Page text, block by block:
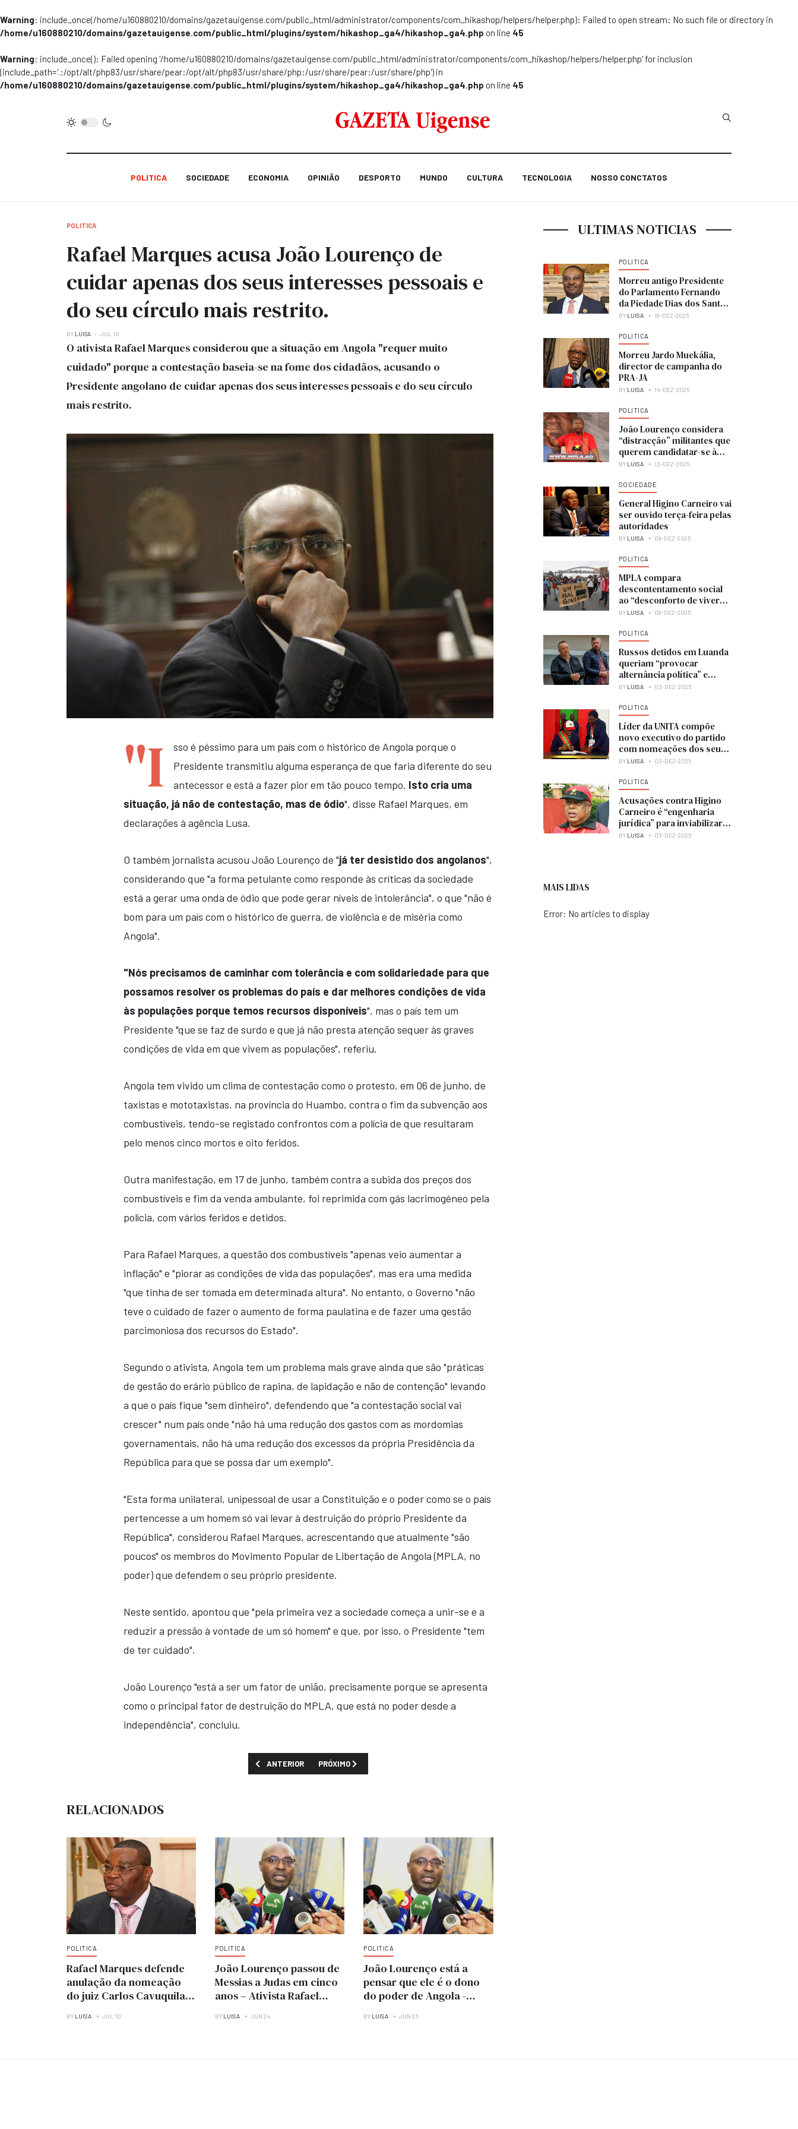
Warning: include_once(/home/u160880210/domains/gazetauigense.com/public_html/administrator/components/com_hikashop/helpers/helper.php): Failed to open stream: No such file or directory in
/home/u160880210/domains/gazetauigense.com/public_html/plugins/system/hikashop_ga4/hikashop_ga4.php on line 45
Warning: include_once(): Failed opening '/home/u160880210/domains/gazetauigense.com/public_html/administrator/components/com_hikashop/helpers/helper.php' for inclusion
(include_path='.:/opt/alt/php83/usr/share/pear:/opt/alt/php83/usr/share/php:/usr/share/pear:/usr/share/php') in
/home/u160880210/domains/gazetauigense.com/public_html/plugins/system/hikashop_ga4/hikashop_ga4.php on line 45
Type 2 or more
POLITICA SOCIEDADE ECONOMIA OPINIÃO DESPORTO MUNDO CULTURA TECNOLOGIA NOSSO CONCTATOS
POLITICA
Rafael Marques acusa João Lourenço de
cuidar apenas dos seus interesses pessoais e
do seu círculo mais restrito.
BY LUISA JUL 10
O ativista Rafael Marques considerou que a situação em Angola "requer muito
cuidado" porque a contestação baseia-se na fome dos cidadãos, acusando o
Presidente angolano de cuidar apenas dos seus interesses pessoais e do seu círculo
mais restrito.
"I
sso é péssimo para um país com o histórico de Angola porque o
Presidente transmitiu alguma esperança de que faria diferente do seu
antecessor e está a fazer pior em tão pouco tempo. Isto cria uma
situação, já não de contestação, mas de ódio", disse Rafael Marques, em
declarações à agência Lusa.
O também jornalista acusou João Lourenço de "já ter desistido dos angolanos",
considerando que "a forma petulante como responde às críticas da sociedade
está a gerar uma onda de ódio que pode gerar níveis de intolerância", o que "não é
bom para um país com o histórico de guerra, de violência e de miséria como
Angola".
"Nós precisamos de caminhar com tolerância e com solidariedade para que
possamos resolver os problemas do país e dar melhores condições de vida
às populações porque temos recursos disponíveis", mas o país tem um
Presidente "que se faz de surdo e que já não presta atenção sequer às graves
condições de vida em que vivem as populações", referiu.
Angola tem vivido um clima de contestação como o protesto, em 06 de junho, de
taxistas e mototaxistas, na província do Huambo, contra o fim da subvenção aos
combustíveis, tendo-se registado confrontos com a polícia de que resultaram
pelo menos cinco mortos e oito feridos.
Outra manifestação, em 17 de junho, também contra a subida dos preços dos
combustíveis e fim da venda ambulante, foi reprimida com gás lacrimogéneo pela
polícia, com vários feridos e detidos.
Para Rafael Marques, a questão dos combustíveis "apenas veio aumentar a
inflação" e "piorar as condições de vida das populações", mas era uma medida
"que tinha de ser tomada em determinada altura". No entanto, o Governo "não
teve o cuidado de fazer o aumento de forma paulatina e de fazer uma gestão
parcimoniosa dos recursos do Estado".
Segundo o ativista, Angola tem um problema mais grave ainda que são "práticas
de gestão do erário público de rapina, de lapidação e não de contenção" levando
a que o país fique "sem dinheiro", defendendo que "a contestação social vai
crescer" num país onde "não há uma redução dos gastos com as mordomias
governamentais, não há uma redução dos excessos da própria Presidência da
República para que se possa dar um exemplo".
"Esta forma unilateral, unipessoal de usar a Constituição e o poder como se o país
pertencesse a um homem só vai levar à destruição do próprio Presidente da
República", considerou Rafael Marques, acrescentando que atualmente "são
poucos" os membros do Movimento Popular de Libertação de Angola (MPLA, no
poder) que defendem o seu próprio presidente.
Neste sentido, apontou que "pela primeira vez a sociedade começa a unir-se e a
reduzir a pressão à vontade de um só homem" e que, por isso, o Presidente "tem
de ter cuidado".
João Lourenço "está a ser um fator de união, precisamente porque se apresenta
como o principal fator de destruição do MPLA, que está no poder desde a
independência", concluiu.
ARTIGO ANTERIOR: CASO JOÃO LOURENÇO CUMPRA PROMESSAS ELEITORAIS, EU ADMITE DESCULPAS PÚBLICAS - ATIVISTA "TANAICE NEUTRO"
ANTERIOR PRÓXIMO ARTIGO: MINISTÉRIO DO INTERIOR ABRE INQUÉRITO SOBRE PAGAMENTOS FANTASMA NO PARLAMENTO
PRÓXIMO
RELACIONADOS
POLITICA
Rafael Marques defende
anulação da nomeação
do juiz Carlos Cavuquila
BY LUISA JUL 10
POLITICA
João Lourenço passou de
Messias a Judas em cinco
anos – Ativista Rafael
BY LUISA JUN 24
POLITICA
João Lourenço está a
pensar que ele é o dono
do poder de Angola -
BY LUISA JUN 23
ULTIMAS NOTICIAS
POLITICA
Morreu antigo Presidente
do Parlamento Fernando
da Piedade Dias dos Santos
“Nandó”
BY LUISA 18-DEZ-2025
POLITICA
Morreu Jardo Muekália,
director de campanha do
PRA-JA
BY LUISA 14-DEZ-2025
POLITICA
João Lourenço considera
“distracção” militantes que
querem candidatar-se à
liderança do MPLA
BY LUISA 13-DEZ-2025
SOCIEDADE
General Higino Carneiro vai
ser ouvido terça-feira pelas
autoridades
BY LUISA 08-DEZ-2025
POLITICA
MPLA compara
descontentamento social
ao “desconforto de viver
numa casa em obras”
BY LUISA 08-DEZ-2025
POLITICA
Russos detidos em Luanda
queriam “provocar
alternância política” e
colocar UNITA no poder
BY LUISA 03-DEZ-2025
POLITICA
Líder da UNITA compõe
novo executivo do partido
com nomeações dos seus
membros
BY LUISA 03-DEZ-2025
POLITICA
Acusações contra Higino
Carneiro é “engenharia
jurídica” para inviabilizar
candidatura à presidência
BY LUISA 03-DEZ-2025
MAIS LIDAS
Error: No articles to display